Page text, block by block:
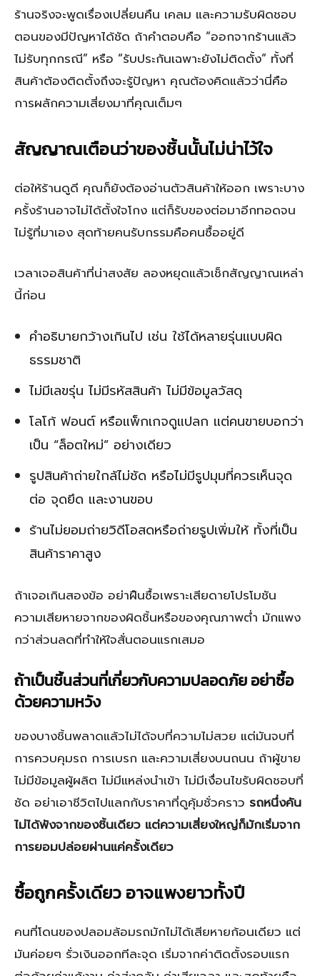
ร้านจริงจะพูดเรื่องเปลี่ยนคืน เคลม และความรับผิดชอบ
ตอนของมีปัญหาได้ชัด ถ้าคำตอบคือ “ออกจากร้านแล้ว
ไม่รับทุกกรณี” หรือ “รับประกันเฉพาะยังไม่ติดตั้ง” ทั้งที่
สินค้าต้องติดตั้งถึงจะรู้ปัญหา คุณต้องคิดแล้วว่านี่คือ
การผลักความเสี่ยงมาที่คุณเต็มๆ
สัญญาณเตือนว่าของชิ้นนั้นไม่น่าไว้ใจ
ต่อให้ร้านดูดี คุณก็ยังต้องอ่านตัวสินค้าให้ออก เพราะบาง
ครั้งร้านอาจไม่ได้ตั้งใจโกง แต่ก็รับของต่อมาอีกทอดจน
ไม่รู้ที่มาเอง สุดท้ายคนรับกรรมคือคนซื้ออยู่ดี
เวลาเจอสินค้าที่น่าสงสัย ลองหยุดแล้วเช็กสัญญาณเหล่า
นี้ก่อน
คำอธิบายกว้างเกินไป เช่น ใช้ได้หลายรุ่นแบบผิด
ธรรมชาติ
ไม่มีเลขรุ่น ไม่มีรหัสสินค้า ไม่มีข้อมูลวัสดุ
โลโก้ ฟอนต์ หรือแพ็กเกจดูแปลก แต่คนขายบอกว่า
เป็น “ล็อตใหม่” อย่างเดียว
รูปสินค้าถ่ายใกล้ไม่ชัด หรือไม่มีรูปมุมที่ควรเห็นจุด
ต่อ จุดยึด และงานขอบ
ร้านไม่ยอมถ่ายวิดีโอสดหรือถ่ายรูปเพิ่มให้ ทั้งที่เป็น
สินค้าราคาสูง
ถ้าเจอเกินสองข้อ อย่าฝืนซื้อเพราะเสียดายโปรโมชัน
ความเสียหายจากของผิดชิ้นหรือของคุณภาพต่ำ มักแพง
กว่าส่วนลดที่ทำให้ใจสั่นตอนแรกเสมอ
ถ้าเป็นชิ้นส่วนที่เกี่ยวกับความปลอดภัย อย่าซื้อ
ด้วยความหวัง
ของบางชิ้นพลาดแล้วไม่ได้จบที่ความไม่สวย แต่มันจบที่
การควบคุมรถ การเบรก และความเสี่ยงบนถนน ถ้าผู้ขาย
ไม่มีข้อมูลผู้ผลิต ไม่มีแหล่งนำเข้า ไม่มีเงื่อนไขรับผิดชอบที่
ชัด อย่าเอาชีวิตไปแลกกับราคาที่ดูคุ้มชั่วคราว รถหนึ่งคัน
ไม่ได้พังจากของชิ้นเดียว แต่ความเสี่ยงใหญ่ก็มักเริ่มจาก
การยอมปล่อยผ่านแค่ครั้งเดียว
ซื้อถูกครั้งเดียว อาจแพงยาวทั้งปี
คนที่โดนของปลอมล้อมรถมักไม่ได้เสียหายก้อนเดียว แต่
มันค่อยๆ รั่วเงินออกทีละจุด เริ่มจากค่าติดตั้งรอบแรก